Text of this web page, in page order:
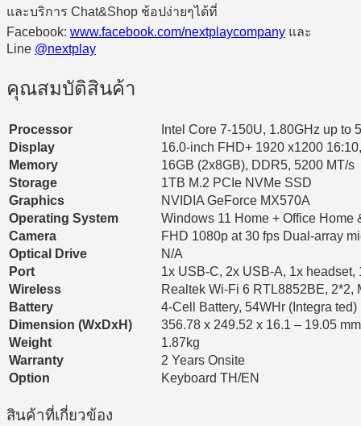
และบริการ Chat&Shop ช้อปง่ายๆได้ที่
Facebook: www.facebook.com/nextplaycompany และ
Line @nextplay
คุณสมบัติสินค้า
Processor
Intel Core 7-150U, 1.80GHz up to
Display
16.0-inch FHD+ 1920 x1200
Memory
16GB (2x8GB), DDR5, 5200 MT/s
Storage
1TB M.2 PCIe NVMe SSD
Graphics
NVIDIA GeForce MX570A
Operating System
Windows 11 Home + Office Home
Camera
FHD 1080p at 30 fps Dual-array
Optical Drive
N/A
Port
1x USB-C, 2x USB-A, 1x
Wireless
Realtek Wi-Fi 6 RTL8852BE, 2*2,
Battery
4-Cell Battery, 54WHr (Integra ted)
Dimension (WxDxH)
356.78 x 249.52 x 16.1 – 19.05
Weight
1.87kg
Warranty
2 Years Onsite
Option
Keyboard TH/EN
สินค้าที่เกี่ยวข้อง